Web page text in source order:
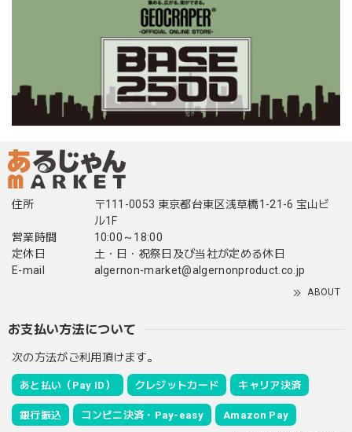
住所
〒111-0053 東京都台東区浅草橋1-21-6 宝山ビ
ル1F
営業時間
10:00～18:00
定休日
土・日・祝祭日及び当社が定める休日
E-mail
algernon-market@algernonproduct.co.jp
ABOUT
お支払い方法について
次の方法がご利用頂けます。
あと払い（Pay ID） クレジットカード キャリア決済
銀行振込 コンビニ決済・Pay-easy Amazon Pay